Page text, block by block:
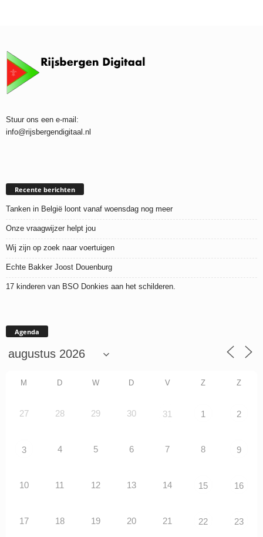
Stuur ons een e-mail:
info@rijsbergendigitaal.nl
Recente berichten
Tanken in België loont vanaf woensdag nog meer
Onze vraagwijzer helpt jou
Wij zijn op zoek naar voertuigen
Echte Bakker Joost Douenburg
17 kinderen van BSO Donkies aan het schilderen.
Agenda
M D W D V Z Z
27 28 29 30 31 1 2
3 4 5 6 7 8 9
10 11 12 13 14 15 16
17 18 19 20 21 22 23